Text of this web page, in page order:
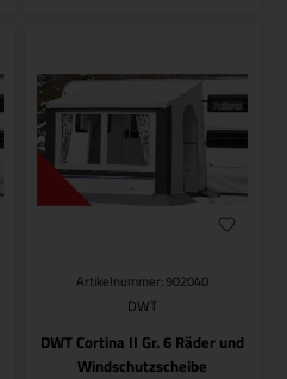
Artikelnummer: 902040
DWT
DWT Cortina II Gr. 6 Räder und
Windschutzscheibe